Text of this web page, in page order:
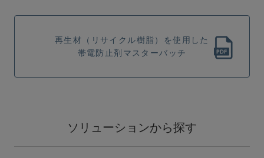
再生材（リサイクル樹脂）を使用した
帯電防止剤マスターバッチ
ソリューションから探す